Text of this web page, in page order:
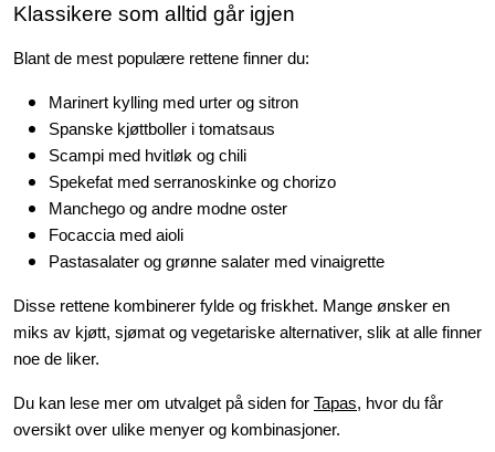
Klassikere som alltid går igjen
Blant de mest populære rettene finner du:
Marinert kylling med urter og sitron
Spanske kjøttboller i tomatsaus
Scampi med hvitløk og chili
Spekefat med serranoskinke og chorizo
Manchego og andre modne oster
Focaccia med aioli
Pastasalater og grønne salater med vinaigrette
Disse rettene kombinerer fylde og friskhet. Mange ønsker en
miks av kjøtt, sjømat og vegetariske alternativer, slik at alle finner
noe de liker.
Du kan lese mer om utvalget på siden for Tapas, hvor du får
oversikt over ulike menyer og kombinasjoner.